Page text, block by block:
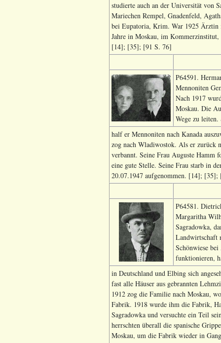
studierte auch an der Universität von
Mariechen Rempel, Gnadenfeld,
bei Eupatoria, Krim. War 1925 Ärztin
Jahre in Moskau, im
[14]; [35]; [91 S. 76]
P64591.
Mennoniten
Nach 1917
Moskau. Die
Wege zu leiten.
half er Mennoniten nach Kanada
zog nach Wladiwostok. Als er zurück
verbannt. Seine Frau Auguste Hamm
eine gute Stelle. Seine Frau starb in
20.07.1947 aufgenommen. [14]; [35];
P64581.
Margaritha
Sagradowka,
Landwirtschaft
Schönwiese
funktionieren,
in Deutschland und Elbing sich
fast alle Häuser aus gebrannten
1912 zog die Familie nach Moskau,
Fabrik. 1918 wurde ihm die Fabrik,
Sagradowka und versuchte ein Teil
herrschten überall die spanische
Moskau, um die Fabrik wieder in